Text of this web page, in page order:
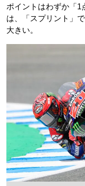
ポイントはわずか「1
は、「スプリント」
大きい。